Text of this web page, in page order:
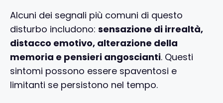
Alcuni dei segnali più comuni di questo
disturbo includono: sensazione di irrealtà,
distacco emotivo, alterazione della
memoria e pensieri angoscianti. Questi
sintomi possono essere spaventosi e
limitanti se persistono nel tempo.